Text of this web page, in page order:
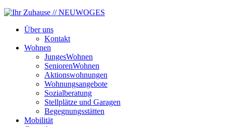
Über uns
Kontakt
Wohnen
JungesWohnen
SeniorenWohnen
Aktionswohnungen
Wohnungsangebote
Sozialberatung
Stellplätze und Garagen
Begegnungsstätten
Mobilität